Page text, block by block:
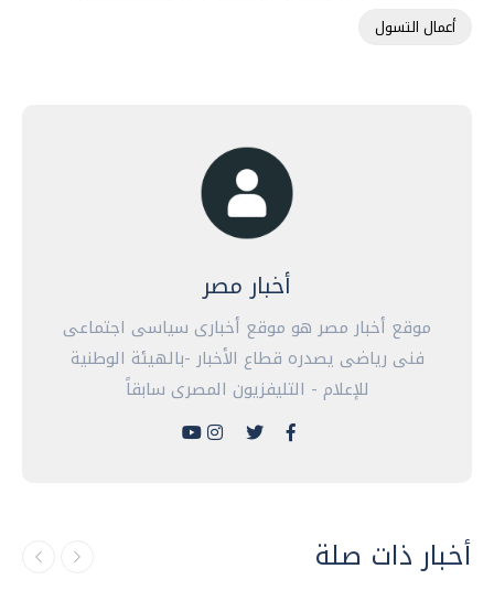
أعمال التسول
أخبار مصر
موقع أخبار مصر هو موقع أخبارى سياسى اجتماعى
فنى رياضى يصدره قطاع الأخبار -بالهيئة الوطنية
للإعلام - التليفزيون المصرى سابقاً
أخبار ذات صلة